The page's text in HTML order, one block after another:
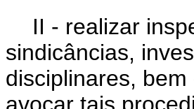
II - realizar
sindicâncias,
disciplinares,